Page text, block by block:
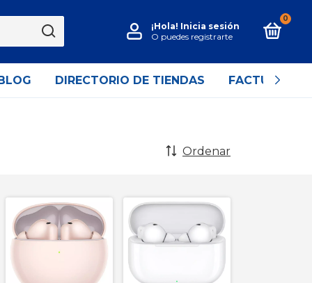
¡Hola! Inicia sesión
O puedes registrarte
0
DIRECTORIO DE TIENDAS
Ordenar